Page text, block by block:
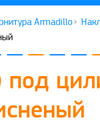
Armadillo
под